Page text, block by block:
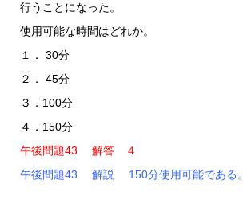
行うことになった。
使用可能な時間はどれか。
１． 30分
２． 45分
３．100分
４．150分
午後問題43 解答 ４
午後問題43 解説 150分使用可能である。